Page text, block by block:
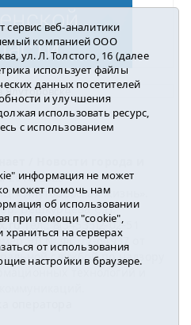
Ялуторовске
2016-2023
Ялуторовская жизнь».
Вешкурцева С.П.
Тел.: 8(34535)2-02-51
ЭЛ № ФС 77-64937 от
службой по надзору
технологий и
сервис веб-аналитики
компанией ООО
ул. Л. Толстого, 16 (далее
использует файлы
данных посетителей
и улучшения
использовать ресурс,
с использованием
информация не может
может помочь нам
об использовании
при помощи "cookie",
храниться на серверах
от использования
настройки в браузере.